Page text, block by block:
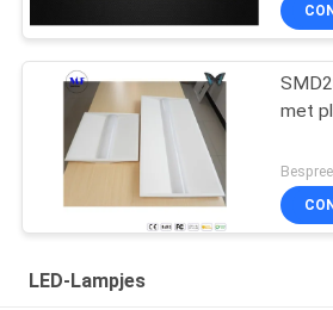
met
LED-Lampjes